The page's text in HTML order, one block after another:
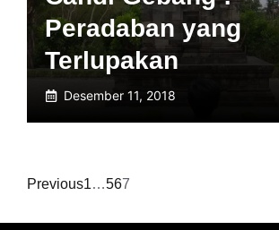
Peradaban yang
Terlupakan
Desember 11, 2018
Previous1…567